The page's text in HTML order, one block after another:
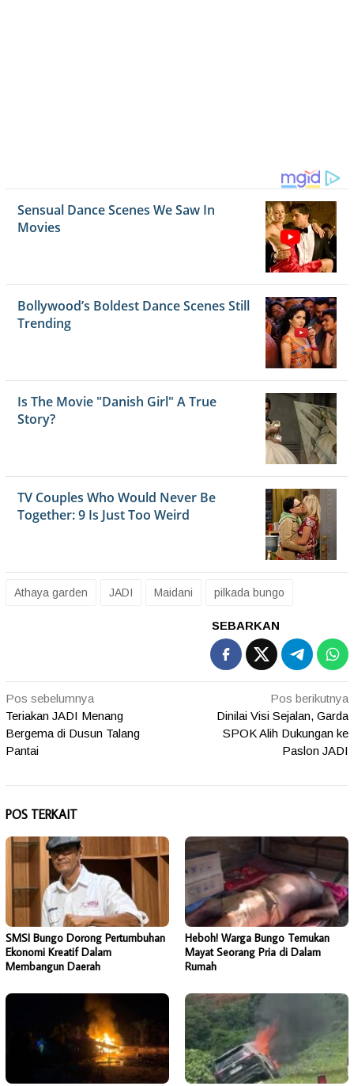
Athaya garden JADI Maidani pilkada bungo
SEBARKAN
Navigasi
pos
Pos sebelumnya
Teriakan JADI Menang
Bergema di Dusun Talang
Pantai
Pos berikutnya
Dinilai Visi Sejalan, Garda
SPOK Alih Dukungan ke
Paslon JADI
POS TERKAIT
SMSI Bungo Dorong Pertumbuhan
Ekonomi Kreatif Dalam
Membangun Daerah
Heboh! Warga Bungo Temukan
Mayat Seorang Pria di Dalam
Rumah